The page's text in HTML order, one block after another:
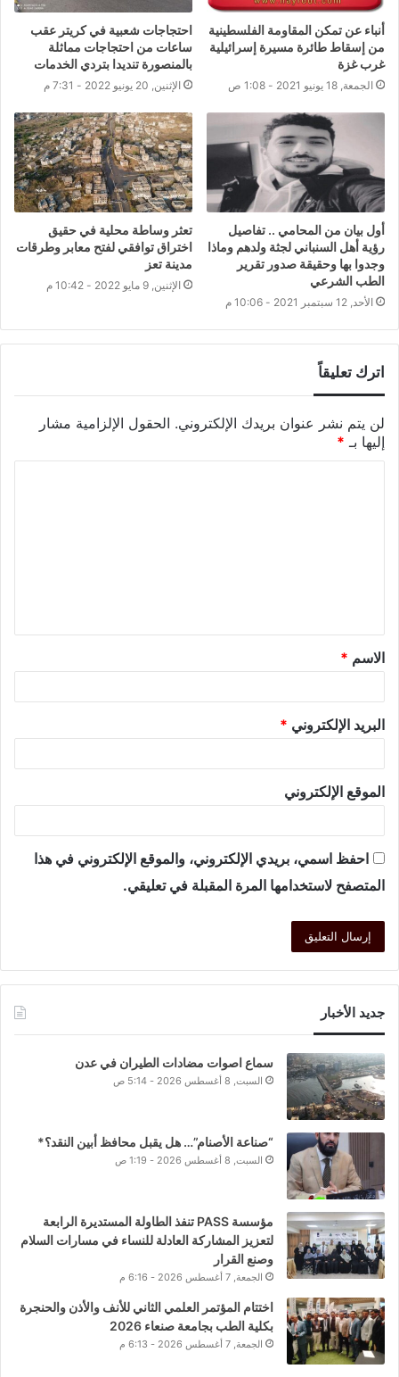
أنباء عن تمكن المقاومة الفلسطينية
من إسقاط طائرة مسيرة إسرائيلية
غرب غزة
الجمعة, 18 يونيو 2021 - 1:08 ص
احتجاجات شعبية في كريتر عقب
ساعات من احتجاجات مماثلة
بالمنصورة تنديدا بتردي الخدمات
الإثنين, 20 يونيو 2022 - 7:31 م
أول بيان من المحامي .. تفاصيل
رؤية أهل السنباني لجثة ولدهم وماذا
وجدوا بها وحقيقة صدور تقرير
الطب الشرعي
الأحد, 12 سبتمبر 2021 - 10:06 م
تعثر وساطة محلية في حقيق
اختراق توافقي لفتح معابر وطرقات
مدينة تعز
الإثنين, 9 مايو 2022 - 10:42 م
اترك تعليقاً
لن يتم نشر عنوان بريدك الإلكتروني. الحقول الإلزامية مشار
إليها بـ *
الاسم *
البريد الإلكتروني *
الموقع الإلكتروني
احفظ اسمي، بريدي الإلكتروني، والموقع الإلكتروني في هذا
المتصفح لاستخدامها المرة المقبلة في تعليقي.
جديد الأخبار
سماع اصوات مضادات الطيران في عدن
السبت, 8 أغسطس 2026 - 5:14 ص
“صناعة الأصنام”… هل يقبل محافظ أبين النقد؟*
السبت, 8 أغسطس 2026 - 1:19 ص
مؤسسة PASS تنفذ الطاولة المستديرة الرابعة
لتعزيز المشاركة العادلة للنساء في مسارات السلام
وصنع القرار
الجمعة, 7 أغسطس 2026 - 6:16 م
اختتام المؤتمر العلمي الثاني للأنف والأذن والحنجرة
بكلية الطب بجامعة صنعاء 2026
الجمعة, 7 أغسطس 2026 - 6:13 م